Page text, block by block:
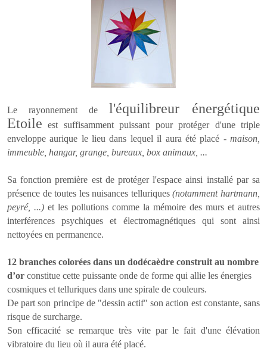
Le rayonnement de l'équilibreur énergétique
Etoile est suffisamment puissant pour protéger d'une triple
enveloppe aurique le lieu dans lequel il aura été placé - maison,
immeuble, hangar, grange, bureaux, box animaux, ...
Sa fonction première est de protéger l'espace ainsi installé par sa
présence de toutes les nuisances telluriques(notamment hartmann,
peyré, ...) et les pollutions comme la mémoire des murs et autres
interférences psychiques et électromagnétiques qui sont ainsi
nettoyées en permanence.
12 branches colorées dans un dodécaèdre construit au nombre
d’or constitue cette puissante onde de forme qui allie les énergies
cosmiques et telluriques dans une spirale de couleurs.
De part son principe de "dessin actif" son action est constante, sans
risque de surcharge.
Son efficacité se remarquetrès vite par le fait d'une élévation
vibratoire du lieu où il aura été placé.